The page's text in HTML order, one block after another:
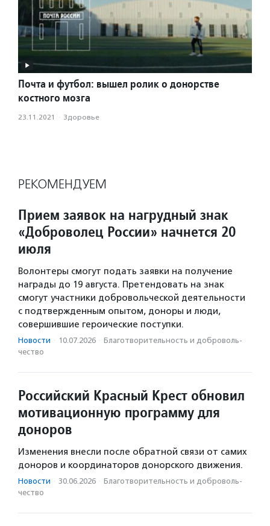
Почта и футбол: вышел ролик о донорстве
костного мозга
23.11.2021 · Здоровье
РЕКОМЕНДУЕМ
Прием заявок на нагрудный знак
«Доброволец России» начнется 20
июля
Волонтеры смогут подать заявки на получение
награды до 19 августа. Претендовать на знак
смогут участники добровольческой деятельности
с подтвержденным опытом, доноры и люди,
совершившие героические поступки.
Новости · 10.07.2026 · Благотвори­тель­ность и доброволь­
чест­во
Российский Красный Крест обновил
мотивационную программу для
доноров
Изменения внесли после обратной связи от самих
доноров и координаторов донорского движения.
Новости · 30.06.2026 · Благотвори­тель­ность и доброволь­
чест­во